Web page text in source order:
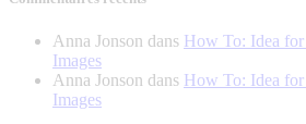
Anna Jonson dans How To: Idea
Images
Anna Jonson dans How To: Idea
Images